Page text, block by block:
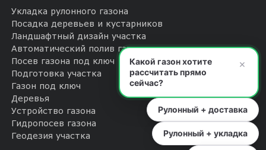
Укладка рулонного газона
Посадка деревьев и кустарников
Ландшафтный дизайн участка
Автоматический полив газона
Посев газона под ключ
Подготовка участка
Газон под ключ
Деревья
Устройство газона
Гидропосев газона
Геодезия участка
×
Какой газон хотите
рассчитать прямо
сейчас?
Рулонный + доставка
Рулонный + укладка